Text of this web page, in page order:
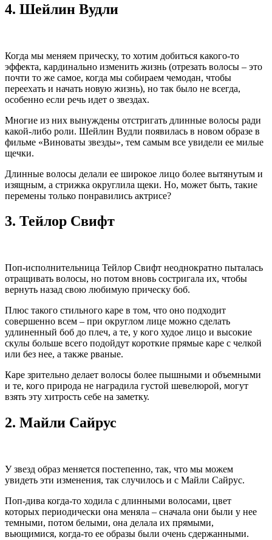
4. Шейлин Вудли
Когда мы меняем прическу, то хотим добиться какого-то
эффекта, кардинально изменить жизнь (отрезать волосы – это
почти то же самое, когда мы собираем чемодан, чтобы
переехать и начать новую жизнь), но так было не всегда,
особенно если речь идет о звездах.
Многие из них вынуждены отстригать длинные волосы ради
какой-либо роли. Шейлин Вудли появилась в новом образе в
фильме «Виноваты звезды», тем самым все увидели ее милые
щечки.
Длинные волосы делали ее широкое лицо более вытянутым и
изящным, а стрижка округлила щеки. Но, может быть, такие
перемены только понравились актрисе?
3. Тейлор Свифт
Поп-исполнительница Тейлор Свифт неоднократно пыталась
отращивать волосы, но потом вновь состригала их, чтобы
вернуть назад свою любимую прическу боб.
Плюс такого стильного каре в том, что оно подходит
совершенно всем – при округлом лице можно сделать
удлиненный боб до плеч, а те, у кого худое лицо и высокие
скулы больше всего подойдут короткие прямые каре с челкой
или без нее, а также рваные.
Каре зрительно делает волосы более пышными и объемными
и те, кого природа не наградила густой шевелюрой, могут
взять эту хитрость себе на заметку.
2. Майли Сайрус
У звезд образ меняется постепенно, так, что мы можем
увидеть эти изменения, так случилось и с Майли Сайрус.
Поп-дива когда-то ходила с длинными волосами, цвет
которых периодически она меняла – сначала они были у нее
темными, потом белыми, она делала их прямыми,
вьющимися, когда-то ее образы были очень сдержанными.